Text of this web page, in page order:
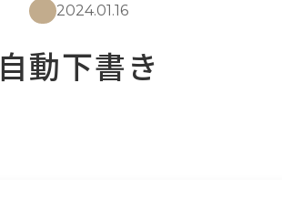
2024.01.16
自動下書き